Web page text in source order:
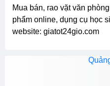
Mua bán, rao vặt văn phòng phẩm, cửa hàng văn phòng
phẩm online, dụng cụ học
website: giatot24gio.com